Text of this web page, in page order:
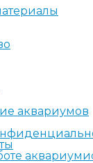
аквариумов